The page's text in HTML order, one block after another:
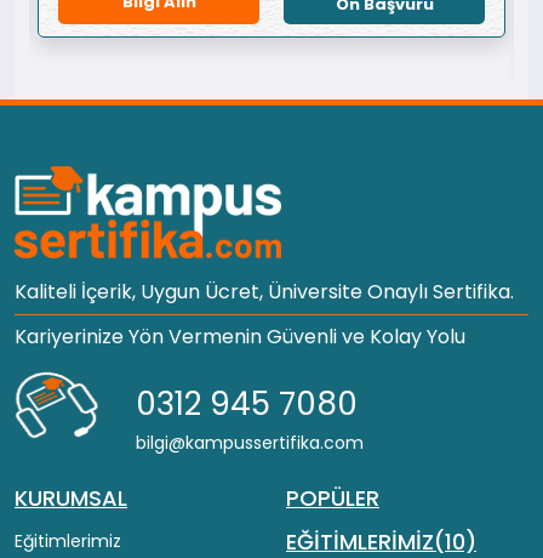
Kaliteli İçerik, Uygun Ücret, Üniversite Onaylı Sertifika.
Kariyerinize Yön Vermenin Güvenli ve Kolay Yolu
0312 945 7080
bilgi@kampussertifika.com
KURUMSAL
Eğitimlerimiz
POPÜLER
EĞİTİMLERİMİZ(10)